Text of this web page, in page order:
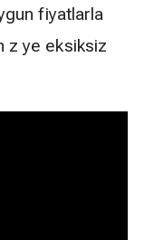
fiyatlarla
z ye eksiksiz